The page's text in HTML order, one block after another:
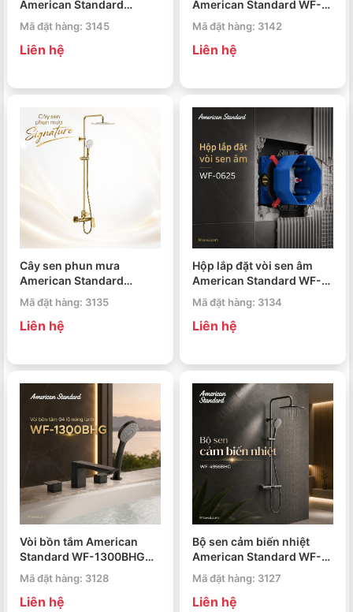
American Standard
Signature WF-1711NCS
Mã đặt hàng: 3145
Liên hệ
American Standard WF-
0625
Mã đặt hàng: 3142
Liên hệ
Cây sen phun mưa
American Standard
Signature WF-1772CS
Mã đặt hàng: 3135
Liên hệ
Hộp lắp đặt vòi sen âm
American Standard WF-
0625
Mã đặt hàng: 3134
Liên hệ
Vòi bồn tắm American
Standard WF-1300BHG
Acacia Evolution
Mã đặt hàng: 3128
Liên hệ
Bộ sen cảm biến nhiệt
American Standard WF-
4956BHG EasySet
Exposed 3-Way Brushed
Hard Graphite
Mã đặt hàng: 3127
Liên hệ